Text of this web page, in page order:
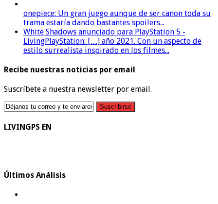
onepiece: Un gran juego aunque de ser canon toda su
trama estaría dando bastantes spoilers...
White Shadows anunciado para PlayStation 5 -
LivingPlayStation: […] año 2021. Con un aspecto de
estilo surrealista inspirado en los filmes...
Recibe nuestras noticias por email
Suscríbete a nuestra newsletter por email.
LIVINGPS EN
Últimos Análisis